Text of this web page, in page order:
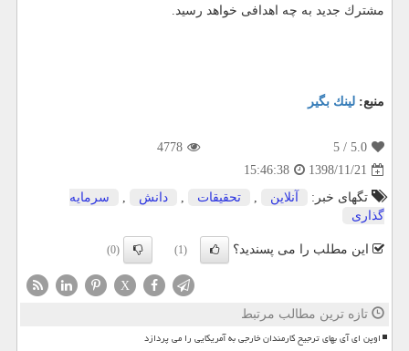
مشترك جدید به چه اهدافی خواهد رسید.
منبع: لینك بگیر
5.0
/ 5
4778
1398/11/21
15:46:38
تگهای خبر:
آنلاین , تحقیقات , دانش ,
سرمایه
گذاری
این مطلب را می پسندید؟ (1)
(0)
X
تازه ترین مطالب مرتبط
اوپن ای آی بهای ترجیح کارمندان خارجی به آمریکایی را می پردازد